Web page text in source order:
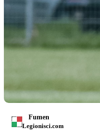
Fumen
Legionisci.com